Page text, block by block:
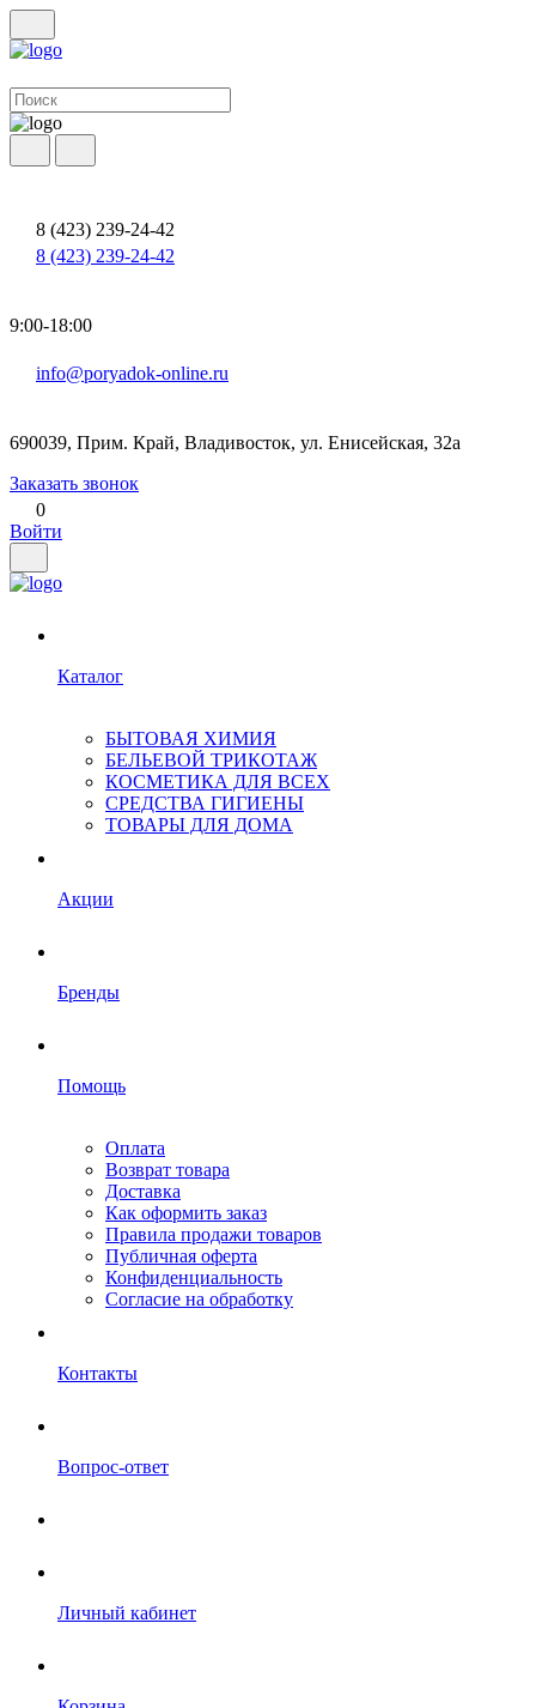
8 (423) 239-24-42
8 (423) 239-24-42
9:00-18:00
info@poryadok-online.ru
690039, Прим. Край, Владивосток, ул. Енисейская, 32а
Заказать звонок
0
Войти
Каталог
БЫТОВАЯ ХИМИЯ
БЕЛЬЕВОЙ ТРИКОТАЖ
КОСМЕТИКА ДЛЯ ВСЕХ
СРЕДСТВА ГИГИЕНЫ
ТОВАРЫ ДЛЯ ДОМА
Акции
Бренды
Помощь
Оплата
Возврат товара
Доставка
Как оформить заказ
Правила продажи товаров
Публичная оферта
Конфиденциальность
Согласие на обработку
Контакты
Вопрос-ответ
Личный кабинет